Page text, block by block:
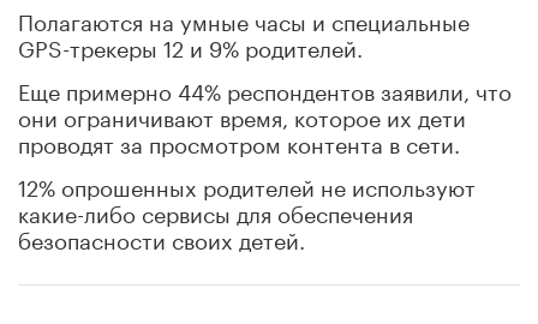
Полагаются на умные часы и специальные
GPS-трекеры 12 и 9% родителей.
Еще примерно 44% респондентов заявили, что
они ограничивают время, которое их дети
проводят за просмотром контента в сети.
12% опрошенных родителей не используют
какие-либо сервисы для обеспечения
безопасности своих детей.